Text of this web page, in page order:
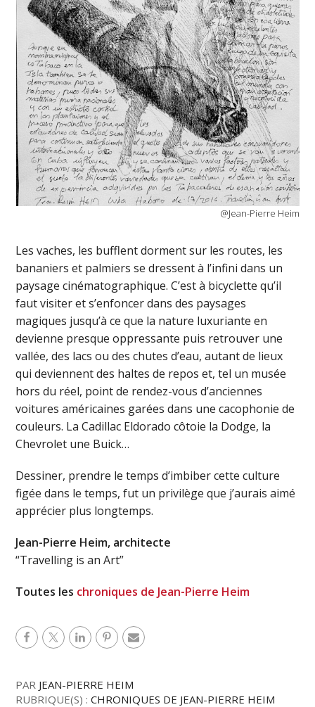
@Jean-Pierre Heim
Les vaches, les bufflent dorment sur les routes, les
bananiers et palmiers se dressent à l’infini dans un
paysage cinématographique. C’est à bicyclette qu’il
faut visiter et s’enfoncer dans des paysages
magiques jusqu’à ce que la nature luxuriante en
devienne presque oppressante puis retrouver une
vallée, des lacs ou des chutes d’eau, autant de lieux
qui deviennent des haltes de repos et, tel un musée
hors du réel, point de rendez-vous d’anciennes
voitures américaines garées dans une cacophonie de
couleurs. La Cadillac Eldorado côtoie la Dodge, la
Chevrolet une Buick…
Dessiner, prendre le temps d’imbiber cette culture
figée dans le temps, fut un privilège que j’aurais aimé
apprécier plus longtemps.
Jean-Pierre Heim, architecte
“Travelling is an Art”
Toutes les chroniques de Jean-Pierre Heim
PAR JEAN-PIERRE HEIM
RUBRIQUE(S) :CHRONIQUES DE JEAN-PIERRE HEIM